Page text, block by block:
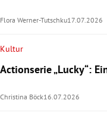
Flora Werner-Tutschku17.07.2026
Kultur
Actionserie „Lucky“:
Christina Böck16.07.2026